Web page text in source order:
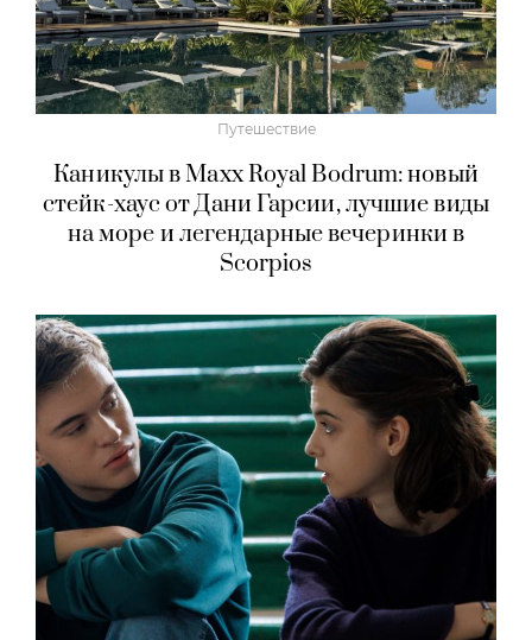
Путешествие
Каникулы в Maxx Royal Bodrum: новый
стейк-хаус от Дани Гарсии, лучшие виды
на море и легендарные вечеринки в
Scorpios